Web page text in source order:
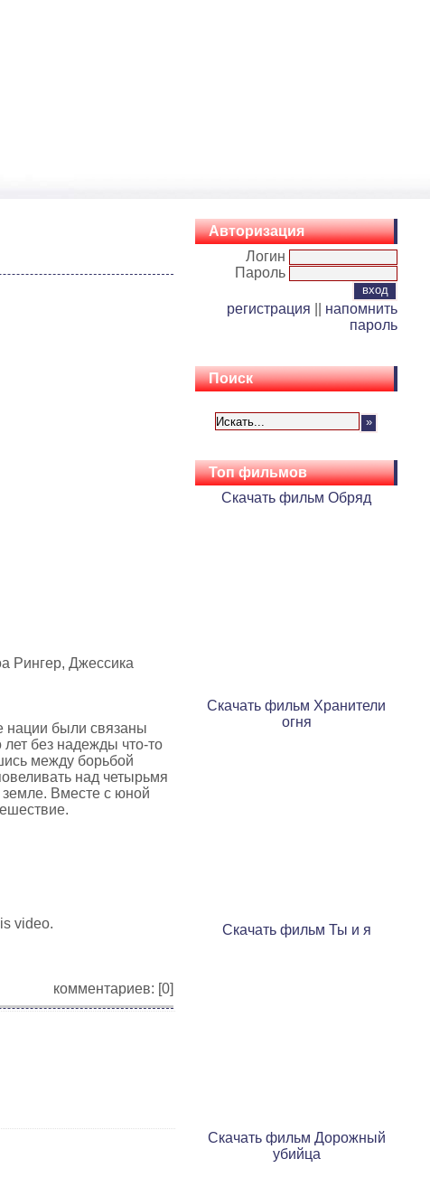
Рингер, Джессика
нации были связаны
без надежды что-то
между борьбой
над четырьмя
земле. Вместе с юной
video.
комментариев: [0]
Авторизация
Логин
Пароль
регистрация
напомнить
пароль
Поиск
Топ фильмов
Скачать фильм Обряд
Скачать фильм Хранители
огня
Скачать фильм Ты и я
Скачать фильм Дорожный
убийца